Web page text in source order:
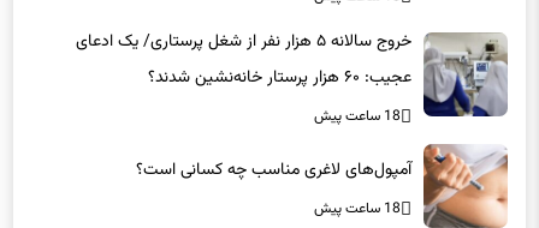
خروج سالانه ۵ هزار نفر از شغل پرستاری/ یک ادعای
عجیب: ۶۰ هزار پرستار خانه‌نشین شدند؟
18 ساعت پیش
آمپول‌های لاغری مناسب چه کسانی است؟
18 ساعت پیش